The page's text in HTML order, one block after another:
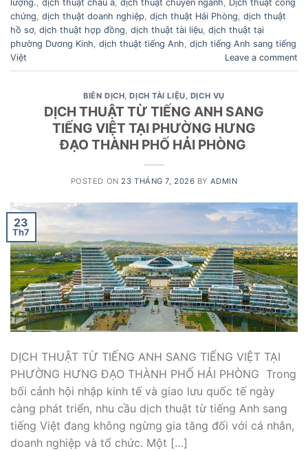
lượng., dịch thuật châu á, dịch thuật chuyên ngành, Dịch thuật công
chứng, dịch thuật doanh nghiệp, dịch thuật Hải Phòng, dịch thuật
hồ sơ, dịch thuật hợp đồng, dịch thuật tài liệu, dịch thuật tại
phường Dương Kinh, dịch thuật tiếng Anh, dịch tiếng Anh sang tiếng
Việt
Leave a comment
BIÊN DỊCH,DỊCH TÀI LIỆU, DỊCH VỤ
DỊCH THUẬT TỪ TIẾNG ANH SANG
TIẾNG VIỆT TẠI PHƯỜNG HƯNG
ĐẠO THÀNH PHỐ HẢI PHÒNG
POSTED ON23 THÁNG 7, 2026 BY ADMIN
23
Th7
DỊCH THUẬT TỪ TIẾNG ANH SANG TIẾNG VIỆT TẠI
PHƯỜNG HƯNG ĐẠO THÀNH PHỐ HẢI PHÒNG Trong
bối cảnh hội nhập kinh tế và giao lưu quốc tế ngày
càng phát triển, nhu cầu dịch thuật từ tiếng Anh sang
tiếng Việt đang không ngừng gia tăng đối với cá nhân,
doanh nghiệp và tổ chức. Một […]